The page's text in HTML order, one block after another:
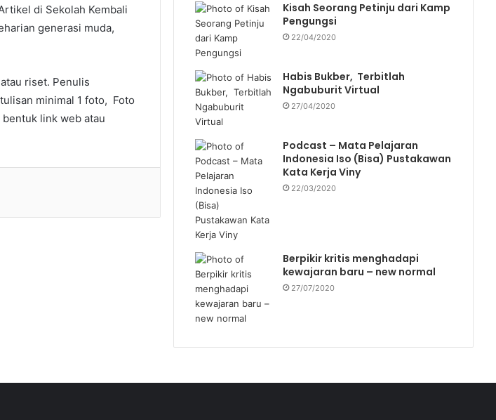
di Sekolah Kembali
generasi muda,
riset. Penulis
minimal 1 foto, Foto
link web atau
Kisah Seorang Petinju dari Kamp
Pengungsi
22/04/2020
Habis Bukber, Terbitlah
Ngabuburit Virtual
27/04/2020
Podcast – Mata Pelajaran
Indonesia Iso (Bisa) Pustakawan
Kata Kerja Viny
22/03/2020
Berpikir kritis menghadapi
kewajaran baru – new normal
27/07/2020